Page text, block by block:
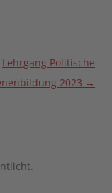
Lehrgang Politische
2023 →